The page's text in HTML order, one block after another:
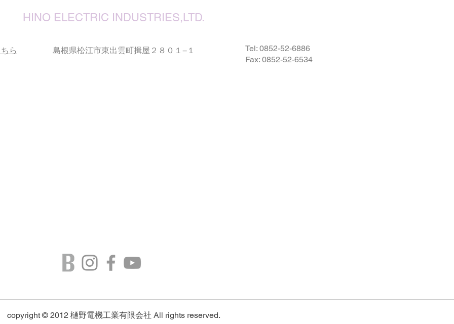
HINO ELECTRIC INDUSTRIES,LTD.
ら 島根県松江市東出雲町揖屋２８０１−１ Tel: 0852-52-6886
Fax: 0852-52-6534
copyright © 2012 樋野電機工業有限会社 All rights reserved.